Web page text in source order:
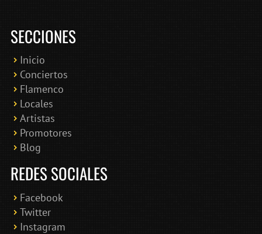
SECCIONES
Inicio
Conciertos
Flamenco
Locales
Artistas
Promotores
Blog
REDES SOCIALES
Facebook
Twitter
Instagram